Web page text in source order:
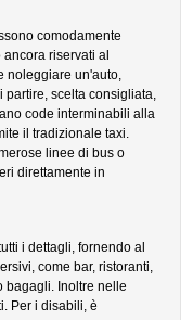
comodamente
riservati al
noleggiare un'auto,
partire, scelta consigliata,
code interminabili alla
il tradizionale taxi.
linee di bus o
direttamente in
i dettagli, fornendo al
come bar, ristoranti,
bagagli. Inoltre nelle
Per i disabili, è